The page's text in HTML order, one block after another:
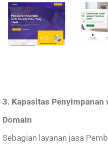
3. Kapasitas
Domain
Sebagian layanan jasa